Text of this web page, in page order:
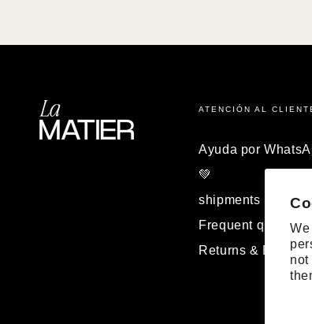
not
ATENCIÓN AL
Ayuda por
💚
shipments
Frequent
Returns &